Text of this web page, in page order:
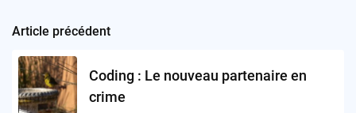
Post
navigation
Article précédent
Coding : Le nouveau partenaire en
crime